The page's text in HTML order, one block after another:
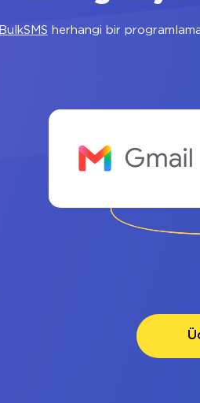
BulkSMS herhangi bir